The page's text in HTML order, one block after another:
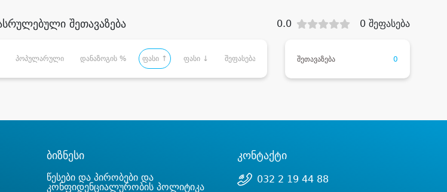
შეთავაზება 0.0 0 შეფასება
პოპულარული დანაზოგის % ფასი ↑ ფასი ↓ შეფასება შეთავაზება 0
ბიზნესი
წესები და პირობები და
კონფიდენციალურობის პოლიტიკა
კონტაქტი
032 2 19 44 88